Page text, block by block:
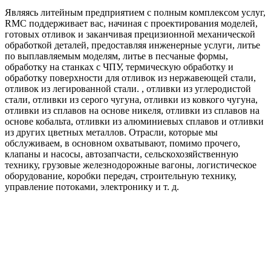
Являясь литейным предприятием с полным комплексом услуг,
RMC поддерживает вас, начиная с проектирования моделей,
готовых отливок и заканчивая прецизионной механической
обработкой деталей, предоставляя инженерные услуги, литье
по выплавляемым моделям, литье в песчаные формы,
обработку на станках с ЧПУ, термическую обработку и
обработку поверхности для отливок из нержавеющей стали,
отливок из легированной стали. , отливки из углеродистой
стали, отливки из серого чугуна, отливки из ковкого чугуна,
отливки из сплавов на основе никеля, отливки из сплавов на
основе кобальта, отливки из алюминиевых сплавов и отливки
из других цветных металлов. Отрасли, которые мы
обслуживаем, в основном охватывают, помимо прочего,
клапаны и насосы, автозапчасти, сельскохозяйственную
технику, грузовые железнодорожные вагоны, логистическое
оборудование, коробки передач, строительную технику,
управление потоками, электронику и т. д.